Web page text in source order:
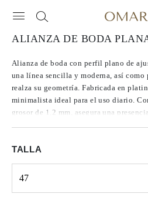
ALIANZA DE BODA
Alianza de boda con perfil plano de
una línea sencilla y moderna, así como
realza su geometría. Fabricada en
minimalista ideal para el uso diario.
grosor de 1.2 mm, asegura una
TALLA
47